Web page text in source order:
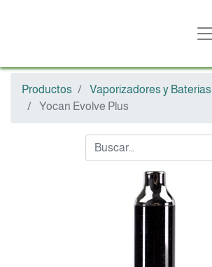
Productos
Vaporizadores y Baterias
Yocan Evolve Plus